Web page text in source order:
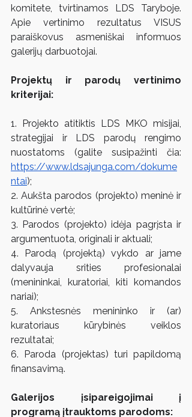
komitete, tvirtinamos LDS Taryboje.
Apie vertinimo rezultatus VISUS
paraiškovus asmeniškai informuos
galerijų darbuotojai.
Projektų ir parodų vertinimo
kriterijai:
1. Projekto atitiktis LDS MKO misijai,
strategijai ir LDS parodų rengimo
https://www.ldsajunga.com/dokume
ntai);
2. Aukšta parodos (projekto) meninė ir
kultūrinė vertė;
3. Parodos (projekto) idėja pagrįsta ir
argumentuota, originali ir aktuali;
4. Parodą (projektą) vykdo ar jame
dalyvauja srities profesionalai
(menininkai, kuratoriai, kiti komandos
nariai);
5. Ankstesnės menininko ir (ar)
kuratoriaus kūrybinės veiklos
rezultatai;
6. Paroda (projektas) turi papildomą
finansavimą.
Galerijos įsipareigojimai į
programą įtrauktoms parodoms: